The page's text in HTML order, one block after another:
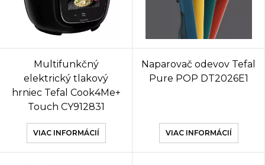
Multifunkčný
elektrický tlakový
hrniec Tefal Cook4Me+
Touch CY912831
VIAC INFORMÁCIÍ
Naparovač odevov Tefal
Pure POP DT2026E1
VIAC INFORMÁCIÍ